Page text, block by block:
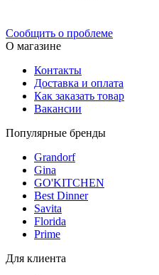
Сообщить о проблеме
О магазине
Контакты
Доставка и оплата
Как заказать товар
Вакансии
Популярные бренды
Grandorf
Gina
GO'KITCHEN
Best Dinner
Savita
Florida
Prime
Для клиента